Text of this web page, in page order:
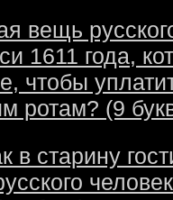
вещь
1611 года,
чтобы
ротам? (9
в старину